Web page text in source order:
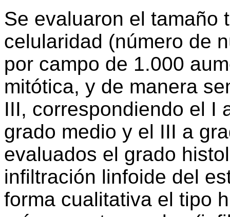
Se evaluaron el tamaño
celularidad (número de
por campo de 1.000
mitótica, y de manera
III, correspondiendo el I
grado medio y el III a
evaluados el grado
infiltración linfoide del
forma cualitativa el tipo